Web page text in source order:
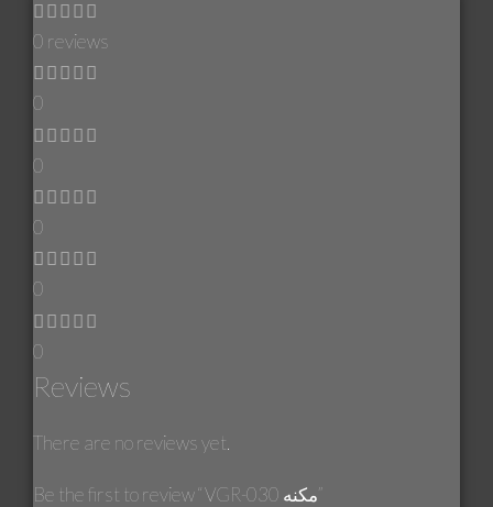
0 reviews
0
0
0
0
0
Reviews
There are no reviews yet.
Be the first to review “VGR-030 مكنه”